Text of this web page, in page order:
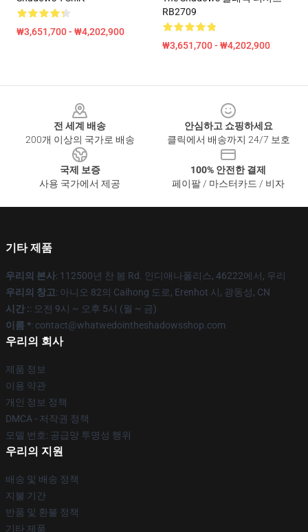
₩3,651,700 - ₩4,202,900
RB2709
₩3,651,700 - ₩4,202,900
전 세계 배송
200개 이상의 국가로 배송
안심하고 쇼핑하세요
클릭에서 배송까지 24/7 보호
국제 보증
사용 국가에서 제공
100% 안전한 결제
페이팔 / 마스터카드 / 비자
기타 제품
우리의 본사: 112500년 찬 봄 Rd. 인디애나폴리스, 46222에서, 우리
우리의 창고: 아니오 82의 Caihong 도로, Erenhot 시, 광동성, CN
시간 :: 오전 9시 ~ 오후 5시 (월 ~ 금)
이름 *: contact@whatwedointheshadowsshop.com
우리의 회사
제품 정보
이용 약관
개인 정보 정책
DMCA - 저작권 정책
모델 번호: 공급망 투명성 행위
우리의 지원
배송 및 배송 정책
지불 기간
반품 및 환불 정책
기타 제품